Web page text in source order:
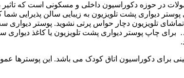
در حوزه دکوراسیون داخلی و مسکونی است که تاثیر
پوستر دیواری پشت تلویزیون به زیبایی سالن پذیرایی
تماشای تلویزیون دچار حواس پرتی نشوید. پوستر
چاپ پوستر دیواری پشت تلویزیون یا کاغذ دیواری
برای دکوراسیون اتاق کودک می باشد. این پوسترها